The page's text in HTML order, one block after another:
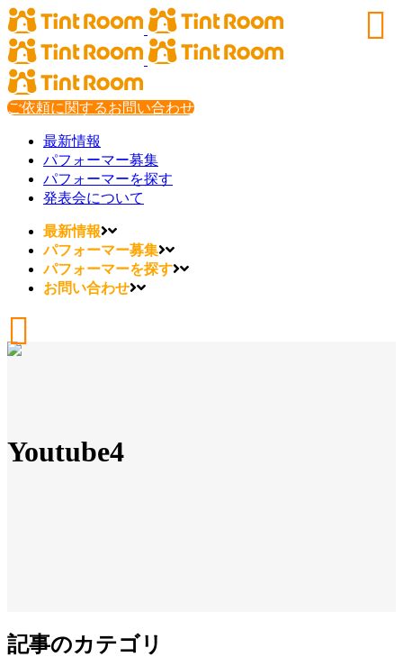
ご依頼に関するお問い合わせ
最新情報
パフォーマー募集
パフォーマーを探す
発表会について
最新情報
パフォーマー募集
パフォーマーを探す
お問い合わせ
Youtube4
記事のカテゴリ